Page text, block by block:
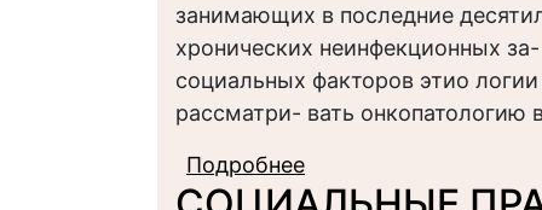
занимающих в последние
хронических неинфекционных
социальных факторов этио
рассматри- вать онкопатологию
Подробнее
ЗАБОЛЕВАНИЙ